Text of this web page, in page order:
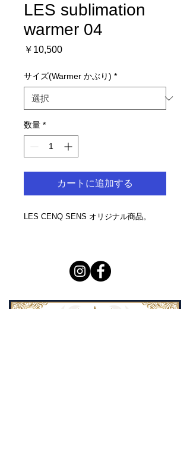
LES sublimation
warmer 04
￥10,500価
サイズ(Warmer かぶり) *
数量 *
カートに追加する
LES CENQ SENS オリジナル商品。